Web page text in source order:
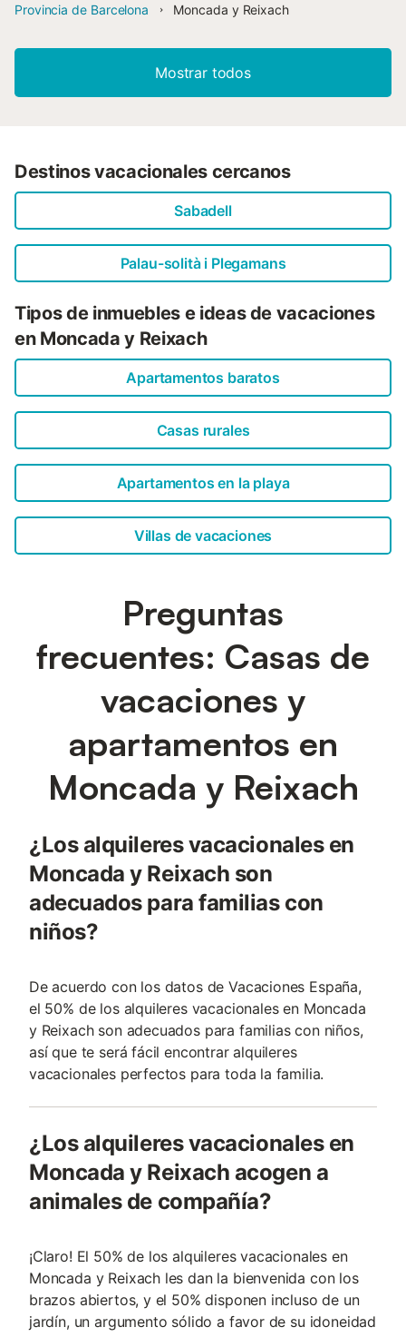
Provincia de Barcelona
Moncada y Reixach
Mostrar todos
Destinos vacacionales cercanos
Sabadell
Palau-solità i Plegamans
Tipos de inmuebles e ideas de vacaciones
en Moncada y Reixach
Apartamentos baratos
Casas rurales
Apartamentos en la playa
Villas de vacaciones
Preguntas
frecuentes: Casas de
vacaciones y
apartamentos en
Moncada y Reixach
¿Los alquileres vacacionales en
Moncada y Reixach son
adecuados para familias con
niños?
De acuerdo con los datos de Vacaciones España,
el 50% de los alquileres vacacionales en Moncada
y Reixach son adecuados para familias con niños,
así que te será fácil encontrar alquileres
vacacionales perfectos para toda la familia.
¿Los alquileres vacacionales en
Moncada y Reixach acogen a
animales de compañía?
¡Claro! El 50% de los alquileres vacacionales en
Moncada y Reixach les dan la bienvenida con los
brazos abiertos, y el 50% disponen incluso de un
jardín, un argumento sólido a favor de su idoneidad